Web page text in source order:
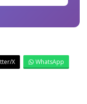
X
WhatsApp